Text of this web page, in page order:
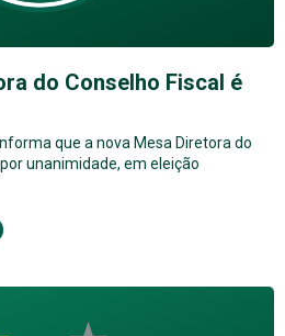
do Conselho Fiscal é
que a nova Mesa Diretora do
unanimidade, em eleição